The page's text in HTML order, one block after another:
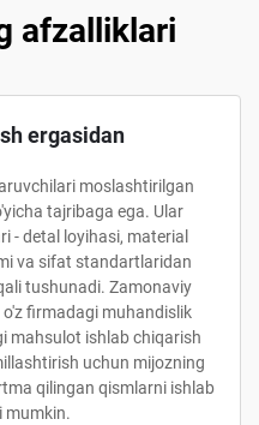
afzalliklari
ergasidan
moslashtirilgan
tajribaga ega. Ular
- detal loyihasi, material
va sifat standartlaridan
tushunadi. Zamonaviy
firmadagi muhandislik
mahsulot ishlab chiqarish
uchun mijozning
qilingan qismlarni ishlab
mumkin.